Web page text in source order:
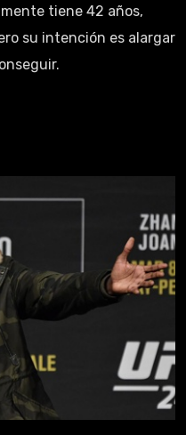
tiene 42 años,
su intención es alargar